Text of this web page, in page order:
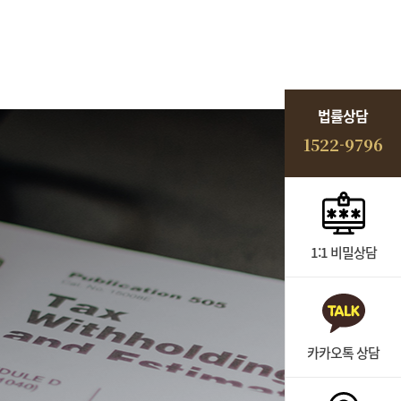
법률상담
1522-9796
1:1 비밀상담
카카오톡 상담